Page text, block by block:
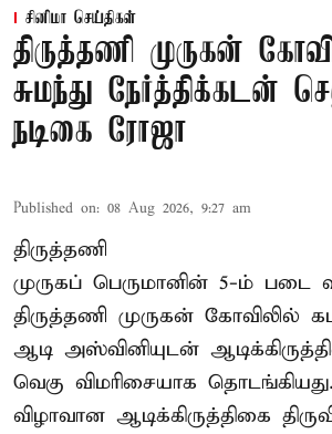
சினிமா செய்திகள்
திருத்தணி முருகன்
சுமந்து நேர்த்திக்கடன்
நடிகை ரோஜா
Published on: 08 Aug 2026, 9:27 am
திருத்தணி
முருகப் பெருமானின் 5-ம் படை
திருத்தணி முருகன் கோவிலில்
ஆடி அஸ்வினியுடன்
வெகு விமரிசையாக
விழாவான ஆடிக்கிருத்திகை